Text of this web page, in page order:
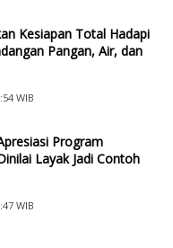
Kesiapan Total Hadapi
Pangan, Air, dan
WIB
Program
Layak Jadi Contoh
WIB